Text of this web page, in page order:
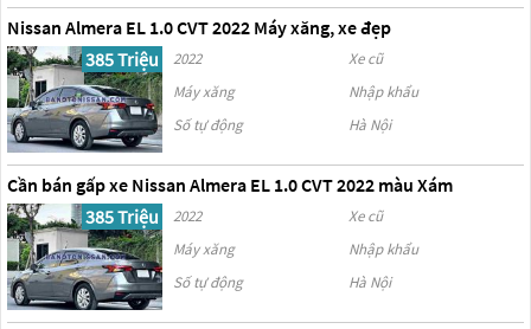
Nissan Almera EL 1.0 CVT 2022 Máy xăng, xe đẹp
385 Triệu
2022
Xe cũ
Máy xăng
Nhập khẩu
Số tự động
Hà Nội
Cần bán gấp xe Nissan Almera EL 1.0 CVT 2022 màu Xám
385 Triệu
2022
Xe cũ
Máy xăng
Nhập khẩu
Số tự động
Hà Nội